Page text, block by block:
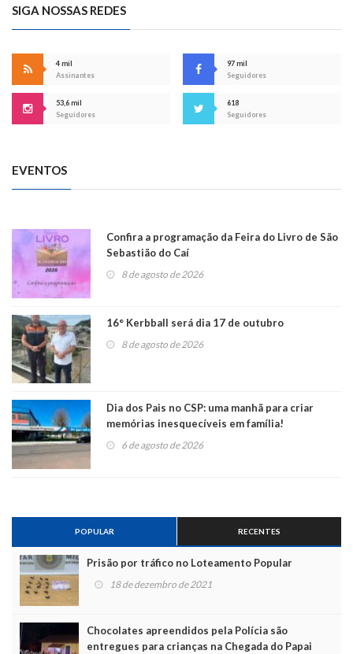
SIGA NOSSAS REDES
4 mil
Assinantes
97 mil
Seguidores
53,6 mil
Seguidores
618
Seguidores
EVENTOS
Confira a programação da Feira do Livro de São
Sebastião do Caí
8 de agosto de 2026
16° Kerbball será dia 17 de outubro
8 de agosto de 2026
Dia dos Pais no CSP: uma manhã para criar
memórias inesquecíveis em família!
6 de agosto de 2026
POPULAR RECENTES
Prisão por tráfico no Loteamento Popular
18 de dezembro de 2021
Chocolates apreendidos pela Polícia são
entregues para crianças na Chegada do Papai